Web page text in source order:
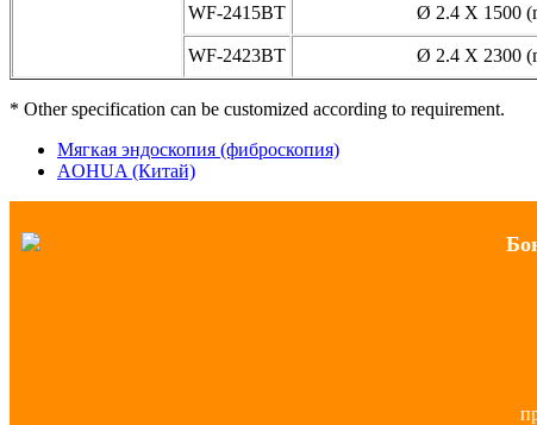
WF-2415BT Ø 2.4 X 1500
WF-2423BT Ø 2.4 X 2300
* Other specification can be customized according to requirement.
Мягкая эндоскопия (фиброскопия)
AOHUA (Китай)